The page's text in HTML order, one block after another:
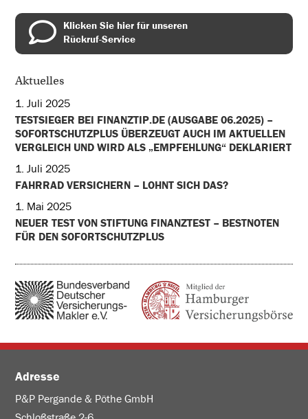
Klicken Sie hier für unseren
Rückruf-Service
Aktuelles
1. Juli 2025
TESTSIEGER BEI FINANZTIP.DE (AUSGABE 06.2025) –
SOFORTSCHUTZPLUS ÜBERZEUGT AUCH IM AKTUELLEN
VERGLEICH UND WIRD ALS „EMPFEHLUNG“ DEKLARIERT
1. Juli 2025
FAHRRAD VERSICHERN – LOHNT SICH DAS?
1. Mai 2025
NEUER TEST VON STIFTUNG FINANZTEST – BESTNOTEN
FÜR DEN SOFORTSCHUTZPLUS
Adresse
P&P Pergande & Pöthe GmbH